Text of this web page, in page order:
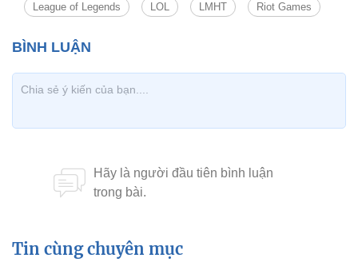
League of Legends LOL LMHT Riot Games
Tin cùng chuyên mục